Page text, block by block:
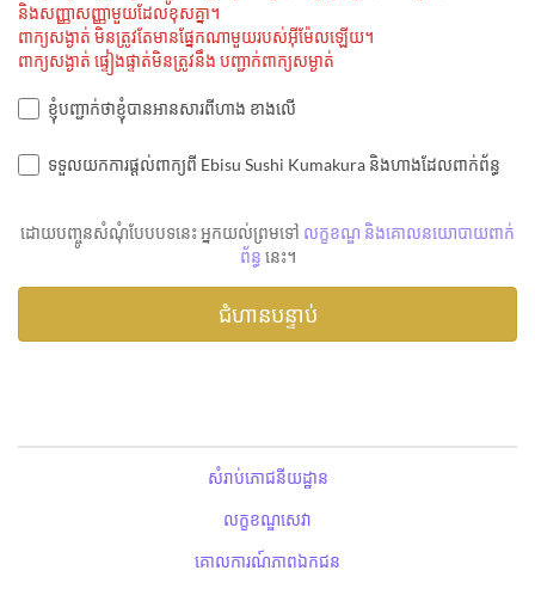
និងសញ្ញាសញ្ញាមួយដែលខុសគ្នា។
ពាក្យសង្ងាត់ មិនត្រូវតែមានផ្នែកណាមួយរបស់អ៊ីម៉ែលឡើយ។
ពាក្យសង្ងាត់ ផ្ទៀងផ្ទាត់មិនត្រូវនឹង បញ្ជាក់ពាក្យសម្ងាត់
ខ្ញុំបញ្ជាក់ថាខ្ញុំបានអានសារពីហាង ខាងលើ
ទទួលយកការផ្តល់ពាក្យពី Ebisu Sushi Kumakura និងហាងដែលពាក់ព័ន្ធ
ដោយបញ្ចូនសំណុំបែបបទនេះ អ្នកយល់ព្រមទៅ លក្ខខណ្ឌ និងគោលនយោបាយពាក់
ព័ន្ធ នេះ។
សំរាប់ភោជនីយដ្ឋាន
លក្ខខណ្ឌសេវា
គោលការណ៍ភាពឯកជន